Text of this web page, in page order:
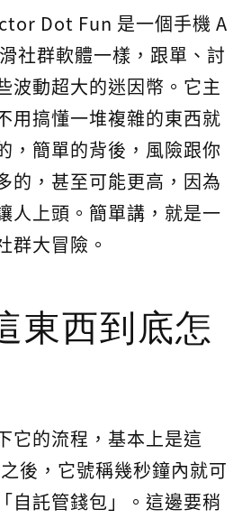
Dot Fun 是一個手機 A
社群軟體一樣，跟單、討
波動超大的迷因幣。它主
用搞懂一堆複雜的東西就
，簡單的背後，風險跟你
的，甚至可能更高，因為
人上頭。簡單講，就是一
群大冒險。
東西到底怎
它的流程，基本上是這
後，它號稱幾秒鐘內就可
自託管錢包」。這邊要稍